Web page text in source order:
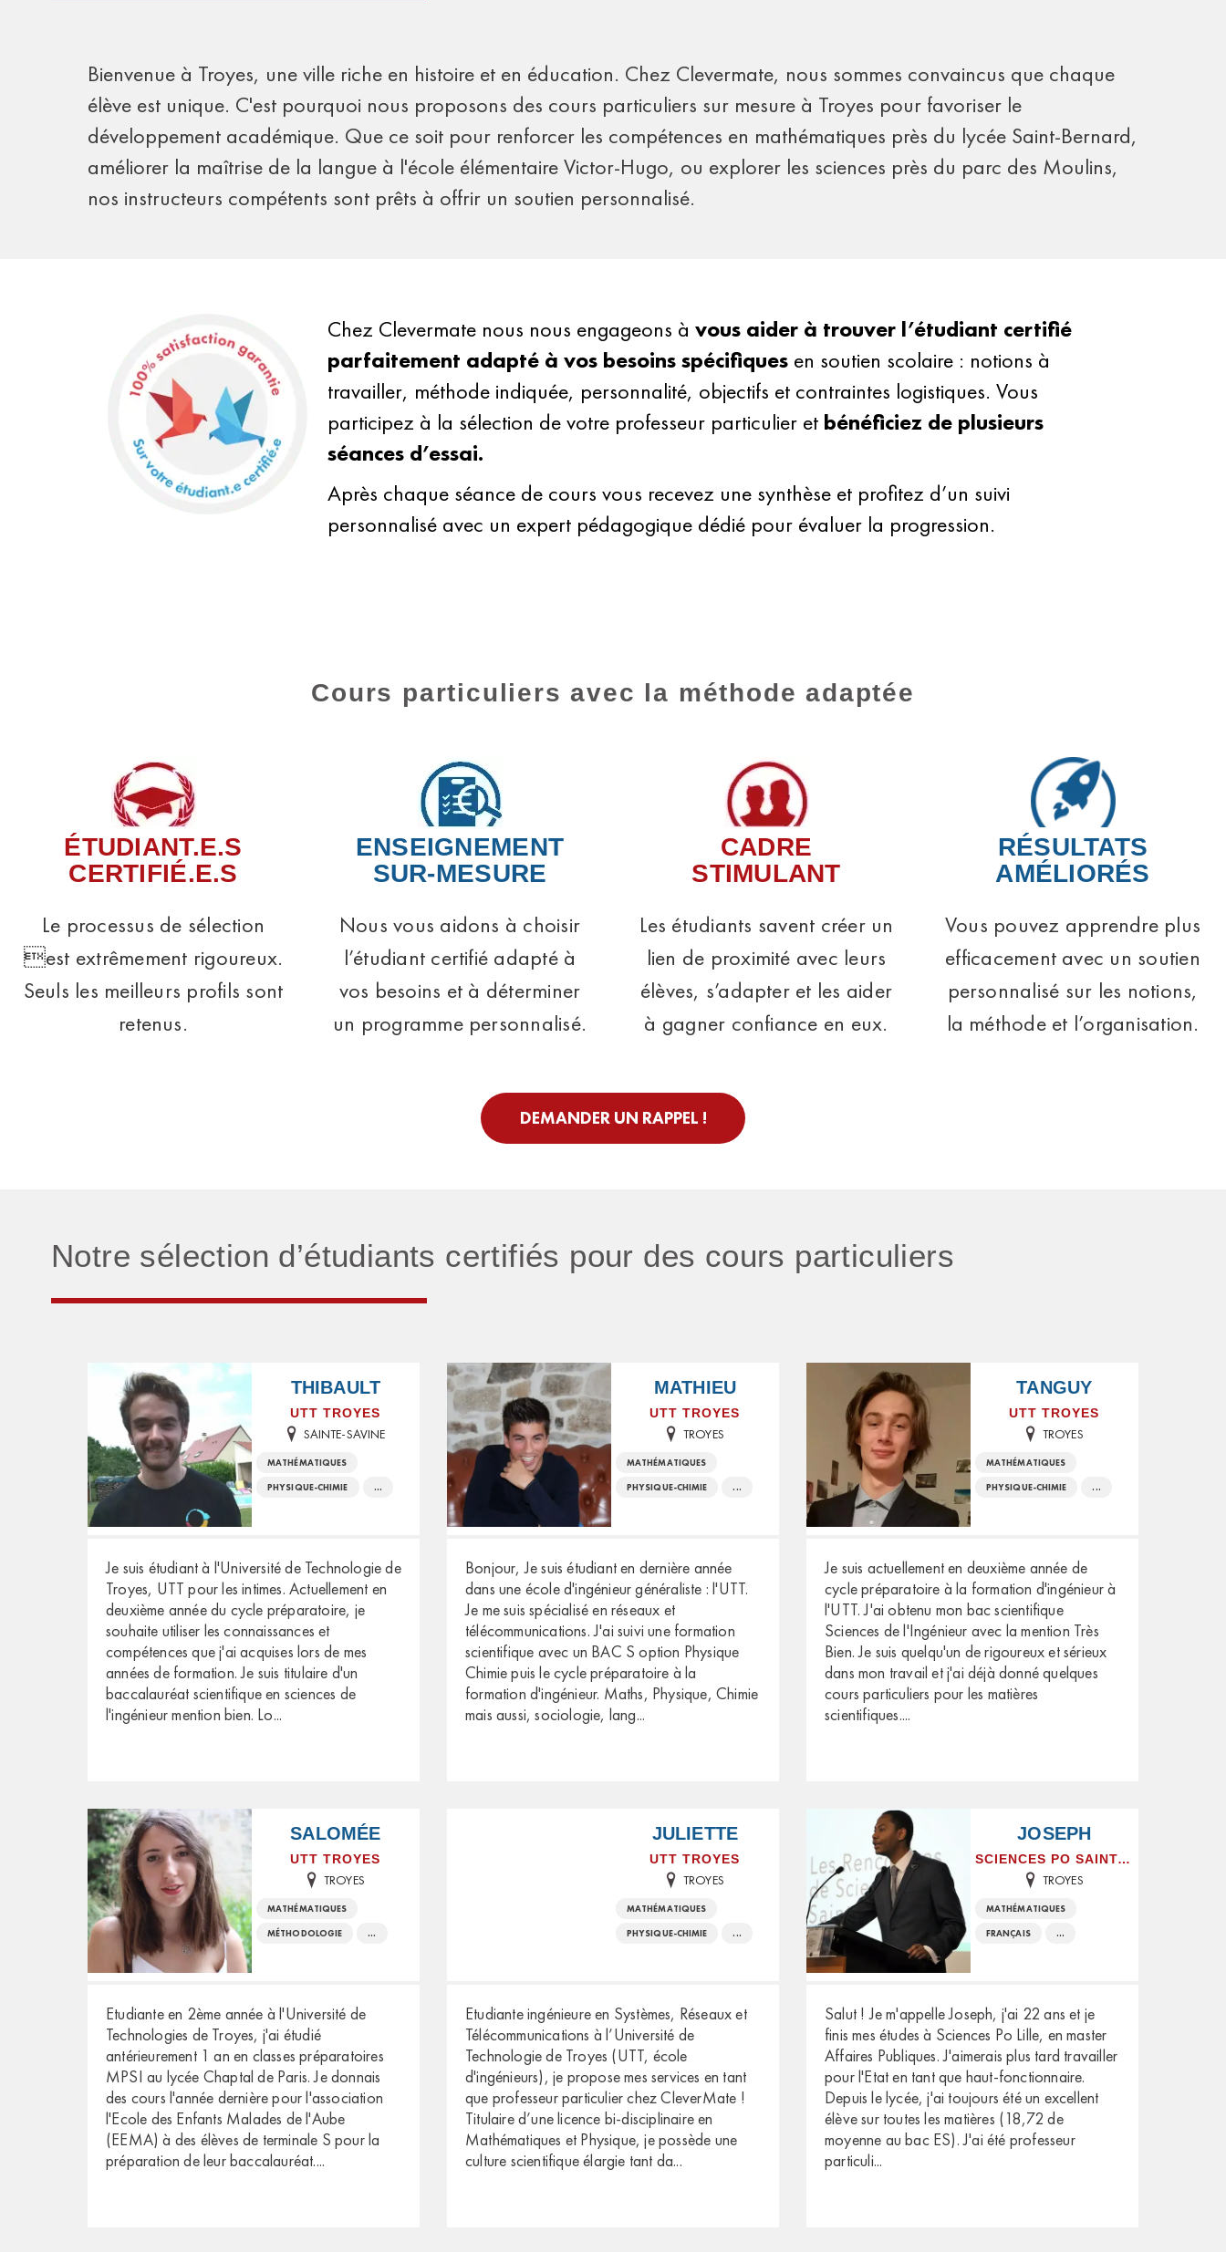
Bienvenue à Troyes, une ville riche en histoire et en éducation. Chez Clevermate, nous sommes convaincus que chaque
élève est unique. C'est pourquoi nous proposons des cours particuliers sur mesure à Troyes pour favoriser le
développement académique. Que ce soit pour renforcer les compétences en mathématiques près du lycée Saint-Bernard,
améliorer la maîtrise de la langue à l'école élémentaire Victor-Hugo, ou explorer les sciences près du parc des Moulins,
nos instructeurs compétents sont prêts à offrir un soutien personnalisé.
Chez Clevermate nous nous engageons à vous aider à trouver l’étudiant certifié
parfaitement adapté à vos besoins spécifiques en soutien scolaire : notions à
travailler, méthode indiquée, personnalité, objectifs et contraintes logistiques. Vous
participez à la sélection de votre professeur particulier et bénéficiez de plusieurs
séances d’essai.
Après chaque séance de cours vous recevez une synthèse et profitez d’un suivi
personnalisé avec un expert pédagogique dédié pour évaluer la progression.
Cours particuliers avec la méthode adaptée
ÉTUDIANT.E.S
CERTIFIÉ.E.S
Le processus de sélection
est extrêmement rigoureux.
Seuls les meilleurs profils sont
retenus.
ENSEIGNEMENT
SUR-MESURE
Nous vous aidons à choisir
l’étudiant certifié adapté à
vos besoins et à déterminer
un programme personnalisé.
CADRE
STIMULANT
Les étudiants savent créer un
lien de proximité avec leurs
élèves, s’adapter et les aider
à gagner confiance en eux.
RÉSULTATS
AMÉLIORÉS
Vous pouvez apprendre plus
efficacement avec un soutien
personnalisé sur les notions,
la méthode et l’organisation.
DEMANDER UN RAPPEL !
Notre sélection d’étudiants certifiés pour des cours particuliers
THIBAULT
UTT TROYES
SAINTE-SAVINE
MATHÉMATIQUES
PHYSIQUE-CHIMIE ...
Je suis étudiant à l'Université de Technologie de
Troyes, UTT pour les intimes. Actuellement en
deuxième année du cycle préparatoire, je
souhaite utiliser les connaissances et
compétences que j'ai acquises lors de mes
années de formation. Je suis titulaire d'un
baccalauréat scientifique en sciences de
l'ingénieur mention bien. Lo...
MATHIEU
UTT TROYES
TROYES
MATHÉMATIQUES
PHYSIQUE-CHIMIE ...
Bonjour, Je suis étudiant en dernière année
dans une école d'ingénieur généraliste : l'UTT.
Je me suis spécialisé en réseaux et
télécommunications. J'ai suivi une formation
scientifique avec un BAC S option Physique
Chimie puis le cycle préparatoire à la
formation d'ingénieur. Maths, Physique, Chimie
mais aussi, sociologie, lang...
TANGUY
UTT TROYES
TROYES
MATHÉMATIQUES
PHYSIQUE-CHIMIE ...
Je suis actuellement en deuxième année de
cycle préparatoire à la formation d'ingénieur à
l'UTT. J'ai obtenu mon bac scientifique
Sciences de l'Ingénieur avec la mention Très
Bien. Je suis quelqu'un de rigoureux et sérieux
dans mon travail et j'ai déjà donné quelques
cours particuliers pour les matières
scientifiques....
SALOMÉE
UTT TROYES
TROYES
MATHÉMATIQUES
MÉTHODOLOGIE ...
Etudiante en 2ème année à l'Université de
Technologies de Troyes, j'ai étudié
antérieurement 1 an en classes préparatoires
MPSI au lycée Chaptal de Paris. Je donnais
des cours l'année dernière pour l'association
l'Ecole des Enfants Malades de l'Aube
(EEMA) à des élèves de terminale S pour la
préparation de leur baccalauréat....
JULIETTE
UTT TROYES
TROYES
MATHÉMATIQUES
PHYSIQUE-CHIMIE ...
Etudiante ingénieure en Systèmes, Réseaux et
Télécommunications à l’Université de
Technologie de Troyes (UTT, école
d'ingénieurs), je propose mes services en tant
que professeur particulier chez CleverMate !
Titulaire d’une licence bi-disciplinaire en
Mathématiques et Physique, je possède une
culture scientifique élargie tant da...
JOSEPH
SCIENCES PO SAINT-GERMAIN-EN-LAYE
TROYES
MATHÉMATIQUES
FRANÇAIS ...
Salut ! Je m'appelle Joseph, j'ai 22 ans et je
finis mes études à Sciences Po Lille, en master
Affaires Publiques. J'aimerais plus tard travailler
pour l'Etat en tant que haut-fonctionnaire.
Depuis le lycée, j'ai toujours été un excellent
élève sur toutes les matières (18,72 de
moyenne au bac ES). J'ai été professeur
particuli...